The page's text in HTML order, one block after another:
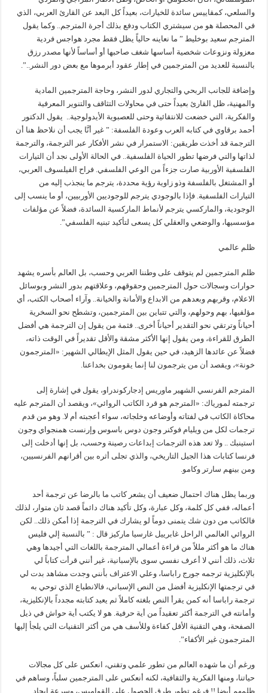
والسلعي، كمقاييس سائدة للخيارات، بعيداً كل البعد عن القارئ العربي، الذي
في المحصلة هو من سيشتري الكتاب ودفع بذلك أجرة المترجم.. وكما يقول
المترجم سعيد بوخليط ” ما نعاينه حالياً يظل فقط مجرد هواجس فردية
معزولة ونزوعات شخصية أساسها شغف صاحبها أو أساساً لأنها مصدر رزق
بالنسبة للعديد من المترجمين في إطار عقود أبرموها مع بعض دور النشر..”.
وإضافة للجانب الربحي والتجاري لدور النشر، وحاجة المترجمين المادية
والمهنية، ظل القارئ بعيداً حتى في محاولات التثاقف والتنوير المعرفية
والفكرية، التي خضعت للانتقائية وحتى للعصبوية الأيدولوجية.. يقول الدكتور
أحمد برقاوي في كتابه العرب وعودة الفلسفة: ” غير أنَّا يجب أن نلاحظ هنا أن
الترجمة قد أخذت طريقين: الاستمرار في نشر الأفكار عبر الترجمة، والترجمة
لذاتها والتي فرضها تطور الحياة الفلسفية.. في الحالة الأولى نجد أن التيارات
الفلسفية الأوربية صارت جزءاً من الوعي الفلسفي. فراح الفيلسوف العربي،
أو المشتغل بالفلسفة وذو زاوية رؤية محددة، يترجم ما ينجذب إليه من
التيارات الفلسفية. فإذا بالوجودي يترجم للوجوديين الأوربيين، أو ما ينسب إلى
الوجودية، والماركسي يترجم لأنماط الماركسية السائدة، فضلاً عن مؤلفات
مؤسسيها، والوضعي والعقلي كل يسعى لتأكيد تبنيه الفلسفي”.
ظلم عالمي
ظلم المترجمين لم يتوقف على وطننا العربي وحسب، بل العالم بأسره يشهد
حوارات وسجالات حول المترجمين وحقوقهم، وعلاقتهم بدور النشر وبوسائل
الاعلام، وقربهم وبعدهم من الابداع والأمانة والخيانة.. وآراء أصحاب الكتب، أي
مؤلفيها، بهم وحولهم، والتي تتباين بين المترجمين، وتشطح نحو السخرية
أحياناً وترتقي نحو التقدير أحياناً أخرى.. فثمة من يقول إن الترجمة هي أفضل
الطرق للقراءة، ومن يقول إنها الأكثر مشقة والأقل تقديراً في الوقت ذاته،
فضلاً عن عائدها الزهيد، في حين يقول المثل الإيطالي الشهير: «المترجمون
خونة»، ويقصد أن من يترجمون لنا إنما يقومون بخداعنا.
المترجم الفرنسي الشهير ماوريس إدجاركوندراو، يقول في إشارة إلى
ترجمته لمورياك: «المترجم هو قرد الكاتب الروائي»، ويقصد أن المترجم عليه
محاكاة الكاتب في لفتاته وأوضاعه وخلجاته، سواء أعجبته أم لا. وهو من قدم
ترجمات لكل من ويليام فوكنر وجون دوس باسوس وإرنست همنجواي وجون
استينبك .. ولا تعد هذه الترجمات إبداعات رصينة وحسب، بل إنها أدخلت إلى
فرنسا كتابات هذا الجيل التاريخي، والذي تجلى أثره بين أقرانهم الفرنسيين،
ومن بينهم سارتر وكامو.
وربما يظل هناك احتمال ضعيف أن يشعر كاتب ما بالرضا عن ترجمة أحد
أعماله، ففي كل كلمة، وكل عبارة، وكل تأكيد هناك دائماً قصد ثان متوار، لذلك
فالكاتب من دون شك يتمنى دوماً لو يشارك في الترجمة إذا أمكن ذلك.. لكن
الروائي العالمي الراحل غابرييل غارسيا ماركيز قال : ” بالنسبة إلي فليس
هناك ما هو أكثر مللاً من قراءة أعمالي المترجمة باللغات التي أجيدها وهي
ثلاث، ذلك أنني لا أعرف نفسي سوى بالإسبانية، غير أنني قرأت كتاباً لي
بالإنكليزية ترجمه جورج راباسا، وعلي الاعتراف بأنني وجدت مشاهد بدت لي
في ترجمتها الإنكليزية أفضل من النص الإسباني، فالانطباع الذي توحي به
ترجمة راباسا أنه كمن يقرأ النص بلغته كاملاً ثم يعيد كتابته مجدداً بالإنكليزية،
وأمانته في الترجمة أكثر تعقيداً من أية حرفية. هو لا يكتب أية حواش في ذيل
الصفحة، وهي التقنية الأقل كفاءة وللأسف هي من أكثر التقنيات التي يلجأ إليها
المترجمون غير الأكفاء”.
ورغم أن ما شهده العالم من تطور علمي وتقني، انعكس على كل مجالات
حياتنا، ومنها الفكرية والثقافية، لكنه أنعكس على المترجمين سلباً، وساهم في
ظلمهم أيضا !! فرغم تطور طرق الحصول على القواميس، وسرعة ايجاد